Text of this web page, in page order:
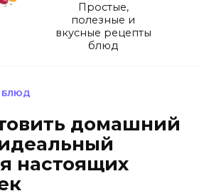
Простые,
полезные и
вкусные рецепты
блюд
БЛЮД
домашний
настоящих